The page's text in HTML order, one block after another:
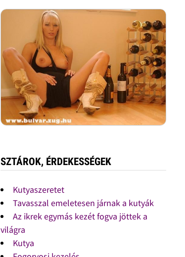
SZTÁROK, ÉRDEKESSÉGEK
Kutyaszeretet
Tavasszal emeletesen járnak a kutyák
Az ikrek egymás kezét fogva jöttek a
világra
Kutya